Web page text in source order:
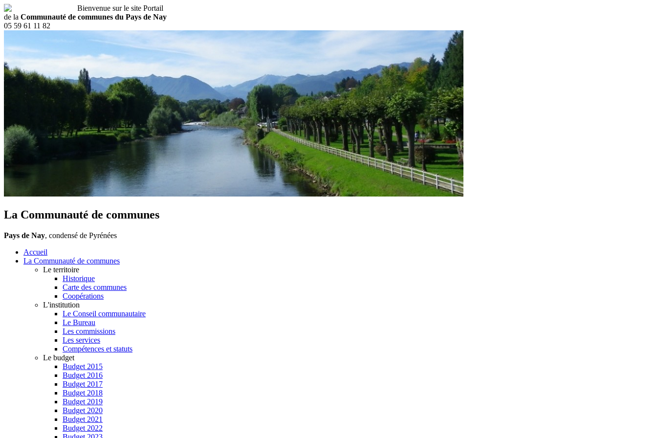
Bienvenue sur le site Portail
de la Communauté de communes du Pays de Nay
05 59 61 11 82
La Communauté de communes
Pays de Nay, condensé de Pyrénées
Accueil
La Communauté de communes
Le territoire
Historique
Carte des communes
Coopérations
L'institution
Le Conseil communautaire
Le Bureau
Les commissions
Les services
Compétences et statuts
Le budget
Budget 2015
Budget 2016
Budget 2017
Budget 2018
Budget 2019
Budget 2020
Budget 2021
Budget 2022